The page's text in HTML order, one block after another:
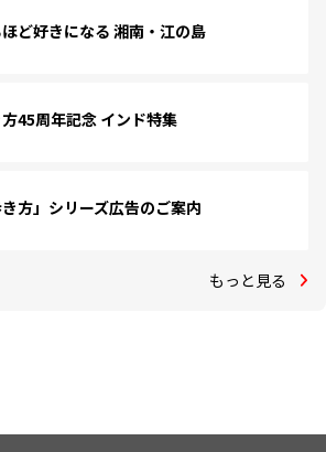
ど好きになる 湘南・江の島
45周年記念 インド特集
き方」シリーズ広告のご案内
もっと見る